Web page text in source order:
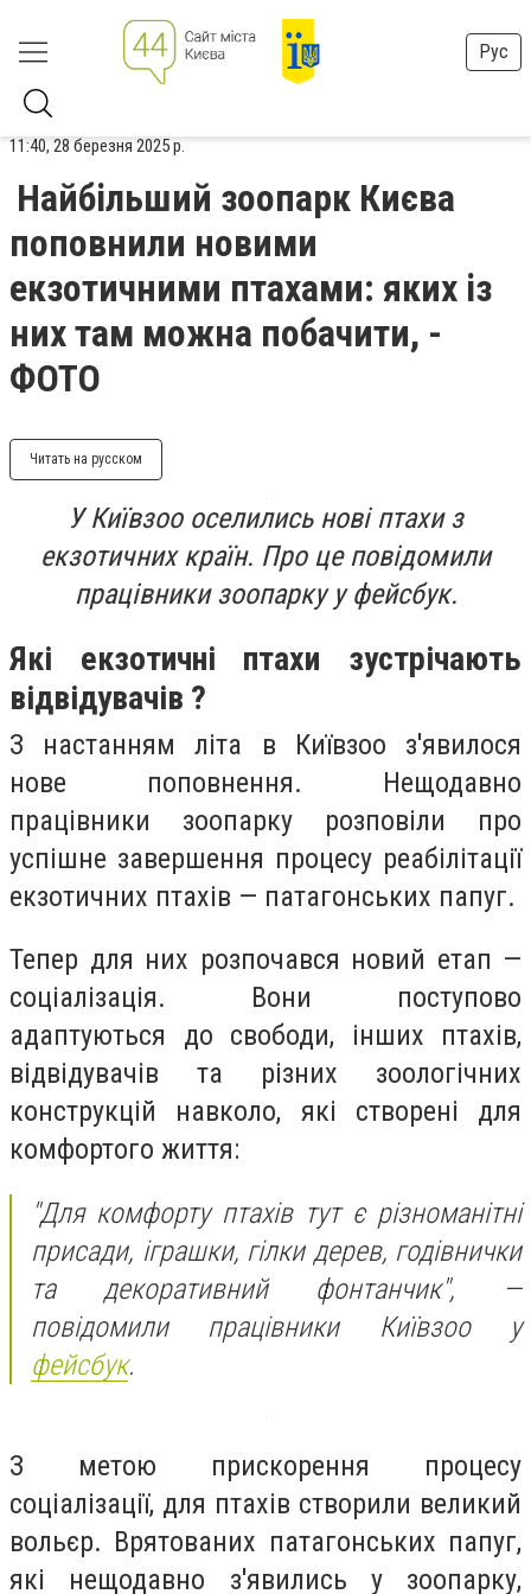
Рус
11:40, 28 березня 2025 р.
Найбільший зоопарк Києва
поповнили новими
екзотичними птахами: яких із
них там можна побачити, -
ФОТО
Читать на русском
У Київзоо оселились нові птахи з
екзотичних країн. Про це повідомили
працівники зоопарку у фейсбук.
Які екзотичні птахи зустрічають
відвідувачів ?
З настанням літа в Київзоо з'явилося
нове поповнення. Нещодавно
працівники зоопарку розповіли про
успішне завершення процесу реабілітації
екзотичних птахів — патагонських папуг.
Тепер для них розпочався новий етап —
соціалізація. Вони поступово
адаптуються до свободи, інших птахів,
відвідувачів та різних зоологічних
конструкцій навколо, які створені для
комфортого життя:
"‎Для комфорту птахів тут є різноманітні
присади, іграшки, гілки дерев, годівнички
та декоративний фонтанчик"‎, —
повідомили працівники Київзоо у
фейсбук.
З метою прискорення процесу
соціалізації, для птахів створили великий
вольєр. Врятованих патагонських папуг,
які нещодавно з'явились у зоопарку,